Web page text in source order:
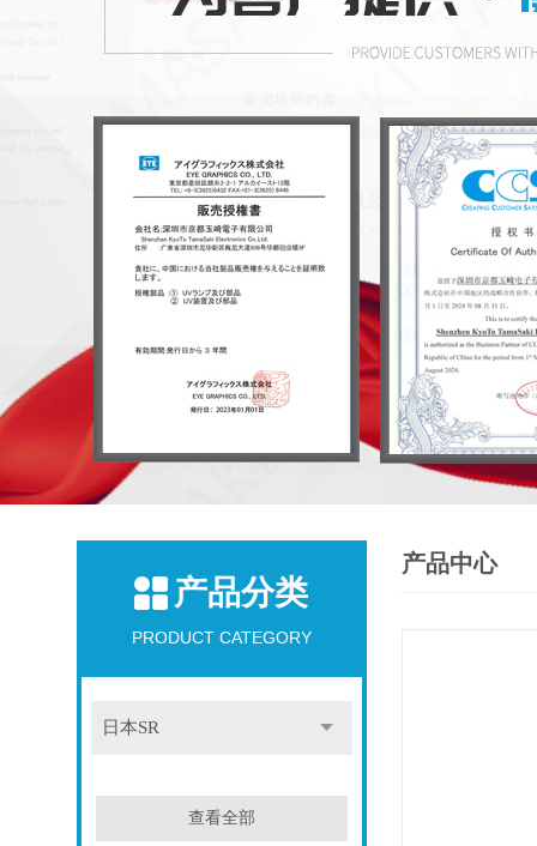
产品分类
PRODUCT CATEGORY
日本SR
查看全部
产品中心